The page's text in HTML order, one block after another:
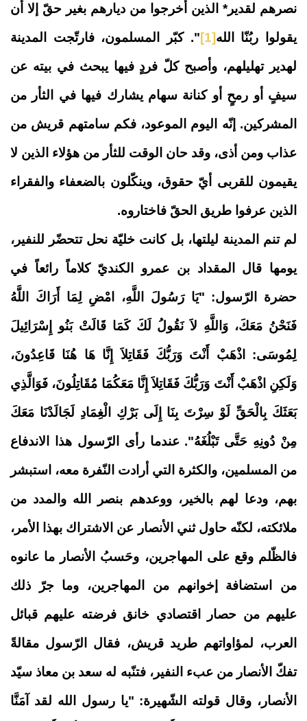
نصرهم لقدير* الذين أُخرجوا من ديارهم بغير حقّ إلا أن
يقولوا ربُنّا الله[1]". كبّر المسلمون، فارتّجت المدينة
لهدير تهليلهم، وأصبح كلّ فردٍ فيها يبحث في بيته عن
سيفٍ أو رمحٍ أو كنانة سهام يشارك فيها في الثأر من
المشركين. إنّه اليوم الموعود، فكم سامتهم قريش من
عذاب ومن أذى، وقد حان الوقت للثأر من هؤلاء الذين لا
يقيمون للقربى أيّ حقوق، وينكّلون بالضعفاء والفقراء
الذين عرفوا طريق الحقّ فاختاروه.
لم تنم المدينة ليلتها، بل كانت خليّة نحل تتحضّر للنفير،
يومها قال المقداد بن عمرو الكنديّ كلاماً رائعاً في
حضرة الرّسول: "يَا رَسُولَ اللَّهِ، امْضِ لِمَا أَرَاكَ اللَّهُ
فَنَحْنُ مَعَكَ، وَاللَّهِ لاَ نَقُولُ لَكَ كَمَا قَالَتْ بَنُو إِسْرَائِيلَ
لِمُوسَى: اذْهَبْ أَنْتَ وَرَبُّكَ فَقَاتِلاَ إِنَّا هَا هُنَا قَاعِدُونَ،
وَلَكِنِ اذْهَبْ أَنْتَ وَرَبُّكَ فَقَاتِلاَ إِنَّا مَعَكُمَا مُقَاتِلُونَ، فَوَالَّذِي
بَعَثَكَ بِالْحَقِّ لَوْ سِرْتَ بِنَا إِلَى بَرْكِ الْغِمَادِ لَجَالَدْنَا مَعَكَ
مِنْ دُونِهِ حَتَّى تَبْلُغَهُ".عندما رأى الرّسول هذا الاندفاع
من المسلمين، والكثرة التي أرادت النّفرة معه، استبشر
بهم، ودعا لهم بالخير، ووعدهم بنصر الله والمدد من
ملائكته، لكنّه حاول ثني الأنصار عن الاشتراك بهذا الأمر،
فالظّلم وقع على المهاجرين، وحَسبُ الأنصار ما عانوه
من استضافة إخوانهم من المهاجرين، وما جرّ ذلك
عليهم من حصار اقتصادي خانق فرضته عليهم قبائل
العرب، لمؤاواتهم طريد قريش، فقال الرّسول مقالةً
تفكّ الأنصار من عبء النفير، فتنّبه له سعد بن معاذ سيّد
الأنصار، وقال قولته الشّهيرة: "يا رسول الله لقد آمَنَّا